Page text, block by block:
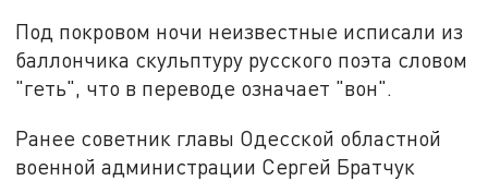
Под покровом ночи неизвестные исписали из
баллончика скульптуру русского поэта словом
"геть", что в переводе означает "вон".
Ранее советник главы Одесской областной
военной администрации Сергей Братчук